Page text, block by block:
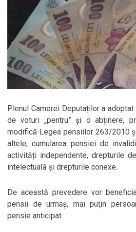
Plenul Camerei Deputaților a
de voturi „pentru” și o abținere,
modifică Legea pensiilor 263/2010
altele, cumularea pensiei de
activități independente, drepturile
intelectuală și drepturile conexe.
De această prevedere vor
pensii de urmaş, mai puţin
pensie anticipat.